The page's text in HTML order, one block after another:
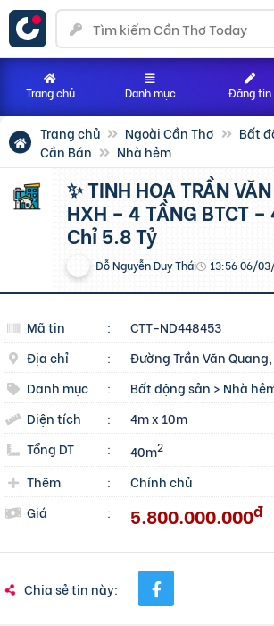
Trang chủ Ngoài Cần Thơ
Bất
Cần Bán
Nhà hẻm
✨ TINH HOA TRẦN VĂN QUANG –
HXH – 4 TẦNG BTCT –
Chỉ 5.8 Tỷ
Đỗ Nguyễn Duy Thái 13:56 06/
Mã tin :
CTT-ND448453
Địa chỉ
:
Đường Trần Văn Quang,
Danh mục
: Bất động sản > Nhà
Diện tích
:
4m x 10m
Tổng DT
: 40m2
Thêm :
Chính chủ
Giá
: 5.800.000.000đ
Chia sẻ tin này:
Trang chủ Danh mục Đăng tin